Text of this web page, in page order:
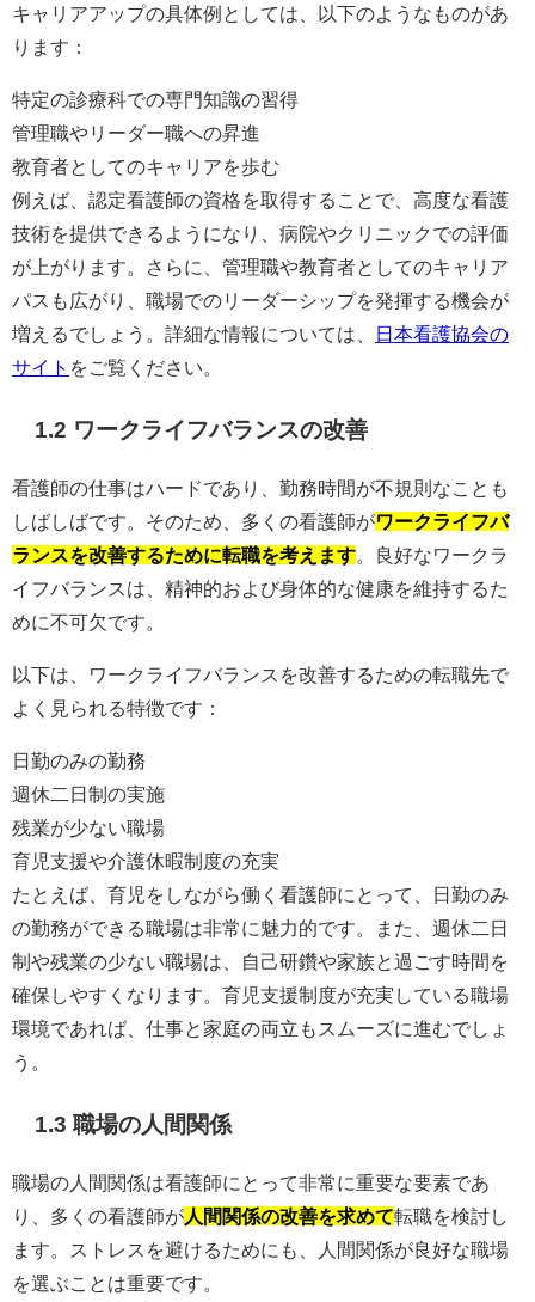
キャリアアップの具体例としては、以下のようなものがあ
ります：
特定の診療科での専門知識の習得
管理職やリーダー職への昇進
教育者としてのキャリアを歩む
例えば、認定看護師の資格を取得することで、高度な看護
技術を提供できるようになり、病院やクリニックでの評価
が上がります。さらに、管理職や教育者としてのキャリア
パスも広がり、職場でのリーダーシップを発揮する機会が
増えるでしょう。詳細な情報については、
日本看護協会の
サイト をご覧ください。
1.2 ワークライフバランスの改善
看護師の仕事はハードであり、勤務時間が不規則なことも
しばしばです。そのため、多くの看護師がワークライフバ
ランスを改善するために転職を考えます 。良好なワークラ
イフバランスは、精神的および身体的な健康を維持するた
めに不可欠です。
以下は、ワークライフバランスを改善するための転職先で
よく見られる特徴です：
日勤のみの勤務
週休二日制の実施
残業が少ない職場
育児支援や介護休暇制度の充実
たとえば、育児をしながら働く看護師にとって、日勤のみ
の勤務ができる職場は非常に魅力的です。また、週休二日
制や残業の少ない職場は、自己研鑽や家族と過ごす時間を
確保しやすくなります。育児支援制度が充実している職場
環境であれば、仕事と家庭の両立もスムーズに進むでしょ
う。
1.3 職場の人間関係
職場の人間関係は看護師にとって非常に重要な要素であ
り、多くの看護師が 人間関係の改善を求めて転職を検討し
ます。ストレスを避けるためにも、人間関係が良好な職場
を選ぶことは重要です。